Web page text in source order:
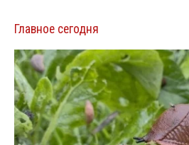
Главное сегодня